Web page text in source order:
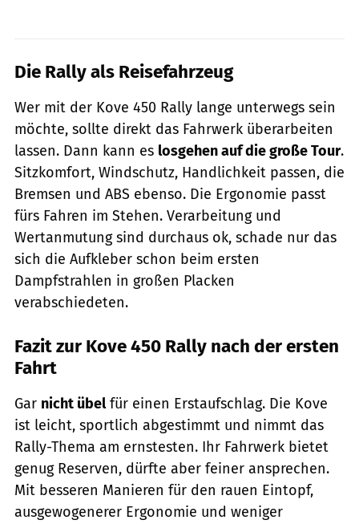
Die Rally als Reisefahrzeug
Wer mit der Kove 450 Rally lange unterwegs sein
möchte, sollte direkt das Fahrwerk überarbeiten
lassen. Dann kann es losgehen auf die große Tour.
Sitzkomfort, Windschutz, Handlichkeit passen, die
Bremsen und ABS ebenso. Die Ergonomie passt
fürs Fahren im Stehen. Verarbeitung und
Wertanmutung sind durchaus ok, schade nur das
sich die Aufkleber schon beim ersten
Dampfstrahlen in großen Placken
verabschiedeten.
Fazit zur Kove 450 Rally nach der ersten
Fahrt
Gar nicht übelfür einen Erstaufschlag. Die Kove
ist leicht, sportlich abgestimmt und nimmt das
Rally-Thema am ernstesten. Ihr Fahrwerk bietet
genug Reserven, dürfte aber feiner ansprechen.
Mit besseren Manieren für den rauen Eintopf,
ausgewogenerer Ergonomie und weniger